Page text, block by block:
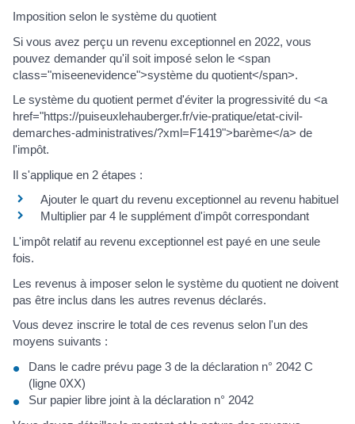
Imposition selon le système du quotient
Si vous avez perçu un revenu exceptionnel en 2022, vous
pouvez demander qu'il soit imposé selon le <span
class="miseenevidence">système du quotient</span>.
Le système du quotient permet d'éviter la progressivité du <a
href="https://puiseuxlehauberger.fr/vie-pratique/etat-civil-
demarches-administratives/?xml=F1419">barème</a> de
l'impôt.
Il s'applique en 2 étapes :
Ajouter le quart du revenu exceptionnel au revenu habituel
Multiplier par 4 le supplément d'impôt correspondant
L'impôt relatif au revenu exceptionnel est payé en une seule
fois.
Les revenus à imposer selon le système du quotient ne doivent
pas être inclus dans les autres revenus déclarés.
Vous devez inscrire le total de ces revenus selon l'un des
moyens suivants :
Dans le cadre prévu page 3 de la déclaration n° 2042 C
(ligne 0XX)
Sur papier libre joint à la déclaration n° 2042